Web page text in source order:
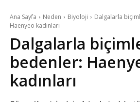
Ana Sayfa Neden Biyoloji
Dalgalarla
Haenyeo kadınları
Dalgalarla
bedenler:
kadınları